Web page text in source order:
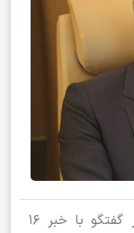
به گزارش اصحاب رسانه، دکتر دهقانی در گفتگو با خبر ۱۶